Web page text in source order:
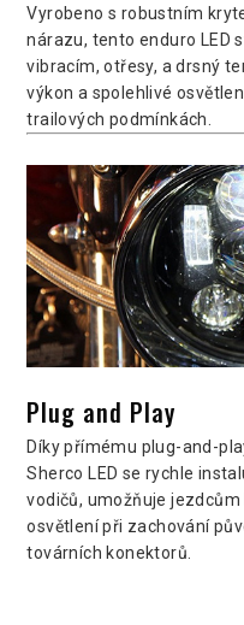
Vyrobeno s robustním
nárazu, tento enduro LED
vibracím, otřesy, a drsný
výkon a spolehlivé
trailových podmínkách.
Plug and Play
Díky přímému plug-and-
Sherco LED se rychle
vodičů, umožňuje
osvětlení při zachování
továrních konektorů.